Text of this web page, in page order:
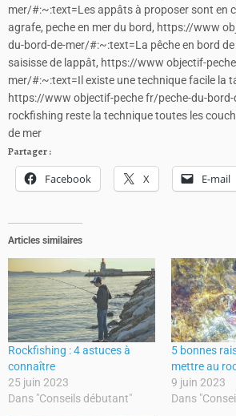
mer/#:~:text=Les appâts à proposer sont en
agrafe, peche en mer du bord, https://www
du-bord-de-mer/#:~:text=La pêche en bord de
saisisse de lappât, https://www objectif-
mer/#:~:text=Il existe une technique facile la
https://www objectif-peche fr/peche-du-
rockfishing reste la technique toutes les
de mer
Partager :
Facebook X E-mail
Articles similaires
Rockfishing : 4 astuces à
connaître
25 juin 2023
Dans "Conseils débutant"
5 bonnes
mettre au
9 juin 2023
Dans